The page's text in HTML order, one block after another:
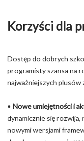
Korzyści dla
Dostęp do dobrych
programisty szansa na
najważniejszych
• Nowe umiejętności i
dynamicznie się rozwija,
nowymi wersjami